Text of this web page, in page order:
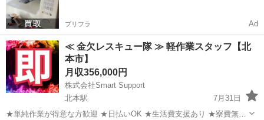
プリフラ Ad
≪ 金欠レスキュー隊 ≫ 軽作業スタッフ【北
本市】
月収356,000円
株式会社Smart Support
北本駅
7月31日
★単純作業が得意な方歓迎 ★日払いOK ★生活費支援あり ★寮費無料